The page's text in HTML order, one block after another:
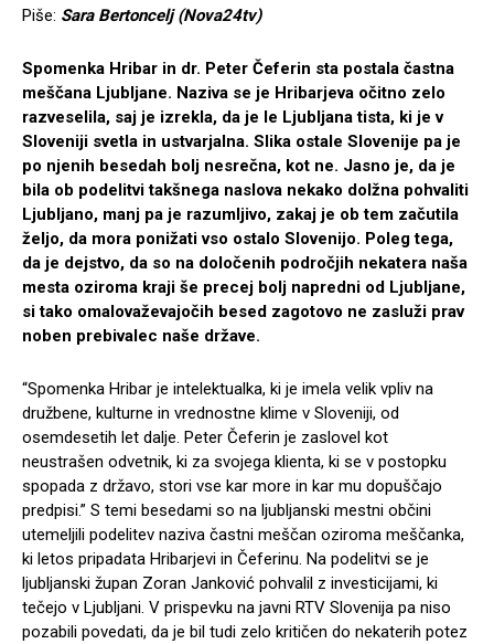
Piše: Sara Bertoncelj (Nova24tv)
Spomenka Hribar in dr. Peter Čeferin sta postala častna
meščana Ljubljane. Naziva se je Hribarjeva očitno zelo
razveselila, saj je izrekla, da je le Ljubljana tista, ki je v
Sloveniji svetla in ustvarjalna. Slika ostale Slovenije pa je
po njenih besedah bolj nesrečna, kot ne. Jasno je, da je
bila ob podelitvi takšnega naslova nekako dolžna pohvaliti
Ljubljano, manj pa je razumljivo, zakaj je ob tem začutila
željo, da mora ponižati vso ostalo Slovenijo. Poleg tega,
da je dejstvo, da so na določenih področjih nekatera naša
mesta oziroma kraji še precej bolj napredni od Ljubljane,
si tako omalovaževajočih besed zagotovo ne zasluži prav
noben prebivalec naše države.
“Spomenka Hribar je intelektualka, ki je imela velik vpliv na
družbene, kulturne in vrednostne klime v Sloveniji, od
osemdesetih let dalje. Peter Čeferin je zaslovel kot
neustrašen odvetnik, ki za svojega klienta, ki se v postopku
spopada z državo, stori vse kar more in kar mu dopuščajo
predpisi.” S temi besedami so na ljubljanski mestni občini
utemeljili podelitev naziva častni meščan oziroma meščanka,
ki letos pripadata Hribarjevi in Čeferinu. Na podelitvi se je
ljubljanski župan Zoran Janković pohvalil z investicijami, ki
tečejo v Ljubljani. V prispevku na javni RTV Slovenija pa niso
pozabili povedati, da je bil tudi zelo kritičen do nekaterih potez